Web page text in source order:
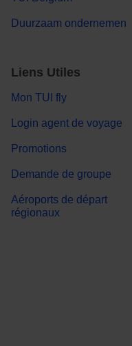
Duurzaam ondernemen
Liens Utiles
Mon TUI fly
Login agent de voyage
Promotions
Demande de groupe
Aéroports de départ
régionaux